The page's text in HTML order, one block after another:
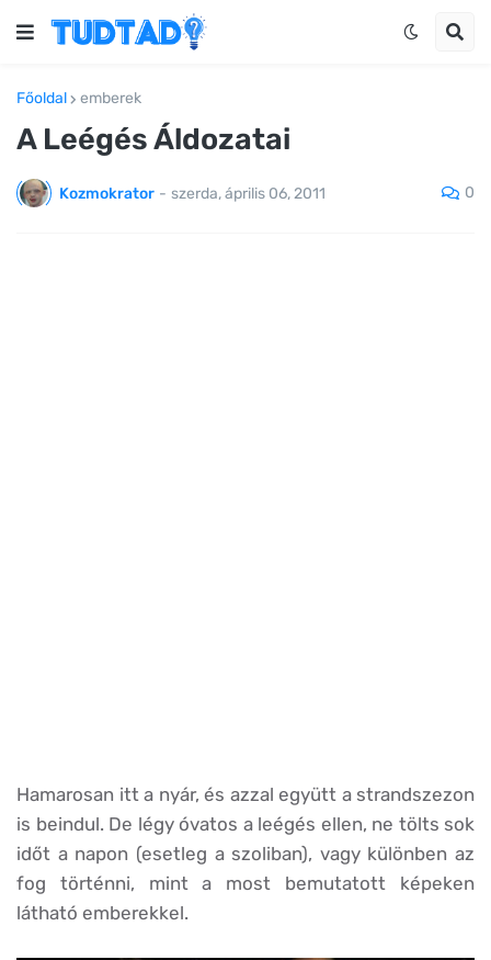
Főoldal emberek
A Leégés Áldozatai
Kozmokrator - szerda, április 06, 2011 0
Hamarosan itt a nyár, és azzal együtt a strandszezon
is beindul. De légy óvatos a leégés ellen, ne tölts sok
időt a napon (esetleg a szoliban), vagy különben az
fog történni, mint a most bemutatott képeken
látható emberekkel.